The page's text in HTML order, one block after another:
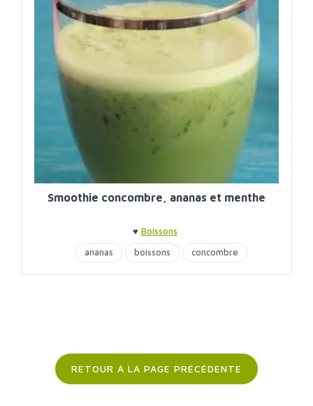
Smoothie concombre, ananas et menthe
♥ Boissons
ananas
boissons concombre
smoothie
RETOUR À LA PAGE PRÉCÉDENTE